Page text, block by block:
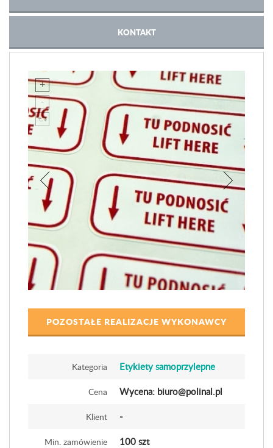
KONTAKT
POZOSTAŁE REALIZACJE WYKONAWCY
Kategoria Etykiety samoprzylepne
Cena Wycena: biuro@polinal.pl
Klient -
Min. zamówienie 100 szt